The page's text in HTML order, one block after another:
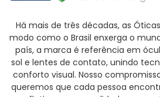
Há mais de três décadas, as
modo como o Brasil enxerga o
país, a marca é referência em
sol e lentes de contato, unindo
conforto visual. Nosso
queremos que cada pessoa